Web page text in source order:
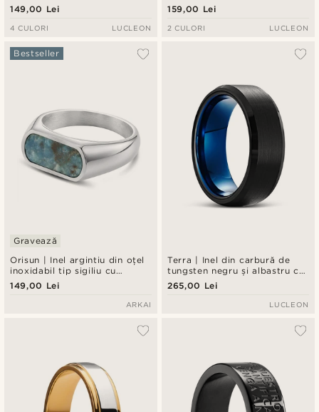
149,00 Lei
4 CULORI LUCLEON
159,00 Lei
2 CULORI LUCLEON
Orisun | Inel argintiu din oțel
inoxidabil tip sigiliu cu
apatită
Bestseller
Gravează
149,00 Lei
ARKAI
Terra | Inel din carbură de
tungsten negru și albastru cu
margini teșite de 8 mm
265,00 Lei
LUCLEON